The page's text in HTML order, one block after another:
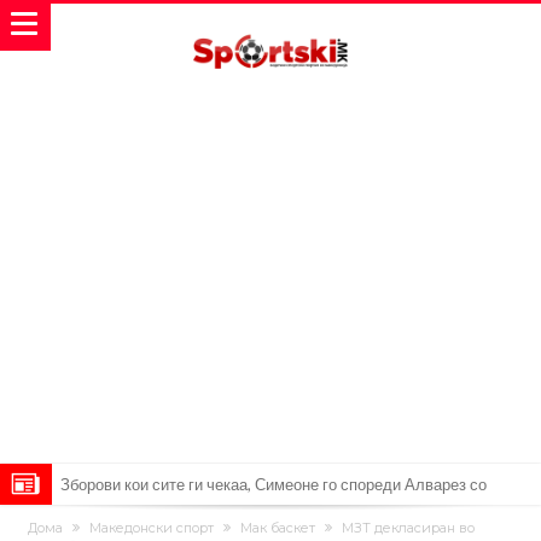
Зборови кои сите ги чекаа, Симеоне го спореди Алварез со
Гризман
Реал Мадрид ја прекинува потрагата по нов играч за врска
Дома Македонски спорт Мак баскет
МЗТ декласиран во